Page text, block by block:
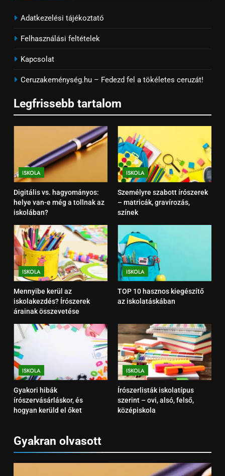
ISKOLA
1
Digitális vs. hagyományos: helye
van-e még a tollnak az
iskolában?
ISKOLA
2
Személyre szabott írószerek –
matricák, gravírozás, színek
3
Mennyibe kerül az
iskolakezdés? Írószerek árainak
összevetése
4
TOP 10 hasznos kiegészítő az
iskolatáskában
ISKOLA
5
Gyakori hibák
írószervásárláskor, és hogyan
kerüld el őket
6
– ovi, alsó, felső, középiskola
Adatkezelési tájékoztató
Felhasználási feltételek
Kapcsolat
Ceruzakeménység.hu – Fedezd fel a tökéletes ceruzát!
Legfrissebb tartalom
ISKOLA
Digitális vs. hagyományos:
helye van-e még a tollnak az
iskolában?
ISKOLA
Személyre szabott írószerek
– matricák, gravírozás,
színek
ISKOLA
Mennyibe kerül az
iskolakezdés? Írószerek
árainak összevetése
ISKOLA
TOP 10 hasznos kiegészítő
az iskolatáskában
ISKOLA
Gyakori hibák
írószervásárláskor, és
hogyan kerüld el őket
ISKOLA
Írószerlisták iskolatípus
szerint – ovi, alsó, felső,
középiskola
Gyakran olvasott